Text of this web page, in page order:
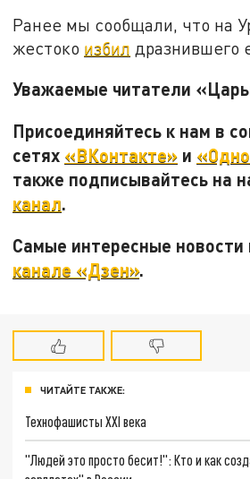
Ранее мы сообщали, что на
жестоко избил дразнившего
Уважаемые читатели
Присоединяйтесь к нам в
сетях «ВКонтакте» и
также подписывайтесь на
канал.
Самые интересные
канале «Дзен».
ЧИТАЙТЕ ТАКЖЕ:
Технофашисты XXI века
"Людей это просто бесит!": Кто и как